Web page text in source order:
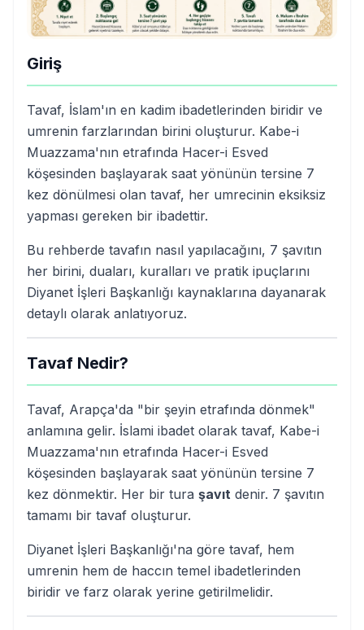
Giriş
Tavaf, İslam'ın en kadim ibadetlerinden biridir ve
umrenin farzlarından birini oluşturur. Kabe-i
Muazzama'nın etrafında Hacer-i Esved
köşesinden başlayarak saat yönünün tersine 7
kez dönülmesi olan tavaf, her umrecinin eksiksiz
yapması gereken bir ibadettir.
Bu rehberde tavafın nasıl yapılacağını, 7 şavıtın
her birini, duaları, kuralları ve pratik ipuçlarını
Diyanet İşleri Başkanlığı kaynaklarına dayanarak
detaylı olarak anlatıyoruz.
Tavaf Nedir?
Tavaf, Arapça'da "bir şeyin etrafında dönmek"
anlamına gelir. İslami ibadet olarak tavaf, Kabe-i
Muazzama'nın etrafında Hacer-i Esved
köşesinden başlayarak saat yönünün tersine 7
kez dönmektir. Her bir tura şavıt denir. 7 şavıtın
tamamı bir tavaf oluşturur.
Diyanet İşleri Başkanlığı'na göre tavaf, hem
umrenin hem de haccın temel ibadetlerinden
biridir ve farz olarak yerine getirilmelidir.